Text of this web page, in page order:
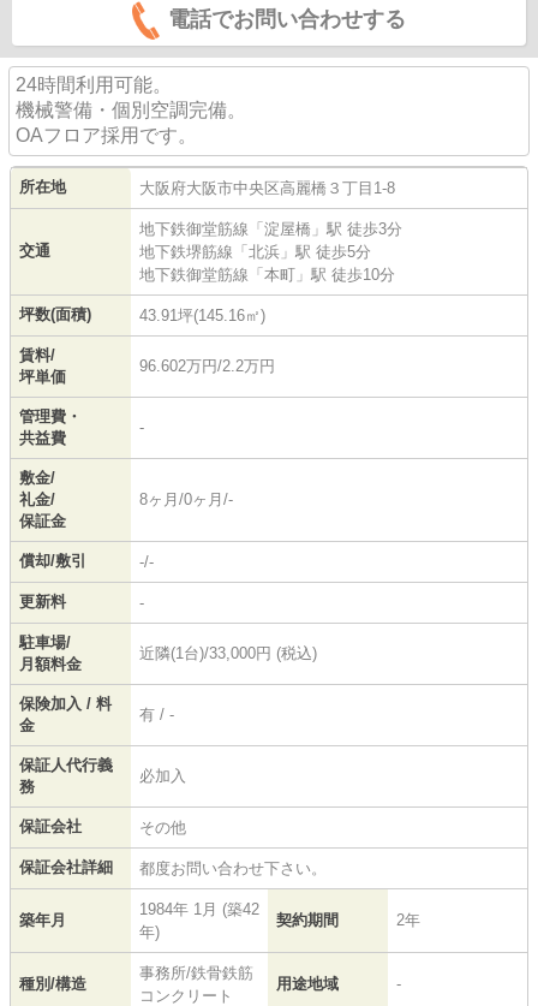
電話でお問い合わせする
24時間利用可能。
機械警備・個別空調完備。
OAフロア採用です。
所在地 大阪府大阪市中央区高麗橋 ３丁目1-8
交通
地下鉄御堂筋線 「淀屋橋 」駅 徒歩3分
地下鉄堺筋線 「北浜 」駅 徒歩5分
地下鉄御堂筋線 「本町 」駅 徒歩10分
坪数(面積) 43.91坪(145.16㎡)
賃料/
坪単価
96.602万円/2.2万円
管理費・
共益費
-
敷金/
礼金/
保証金
8ヶ月/0ヶ月/-
償却/敷引 -/-
更新料 -
駐車場/
月額料金
近隣(1台)/33,000円 (税込)
保険加入 / 料
金
有 / -
保証人代行義
務
必加入
保証会社 その他
保証会社詳細 都度お問い合わせ下さい。
築年月
1984年 1月 (築42
年)
契約期間 2年
種別/構造
事務所/鉄骨鉄筋
コンクリート
用途地域 -